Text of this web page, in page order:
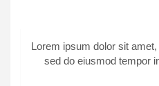
Lorem ipsum dolor sit
sed do eiusmod tempor